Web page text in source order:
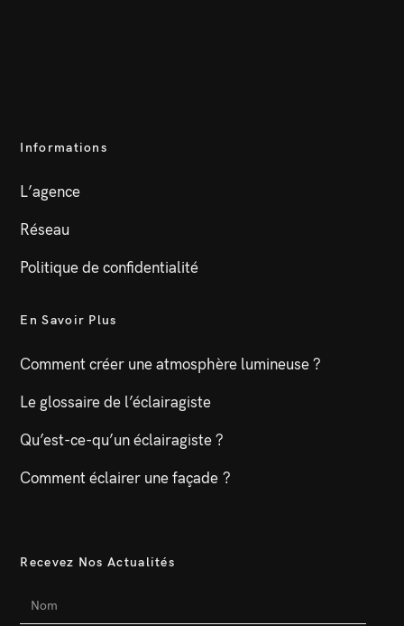
Informations
L’agence
Réseau
Politique de confidentialité
En Savoir Plus
Comment créer une atmosphère lumineuse ?
Le glossaire de l’éclairagiste
Qu’est-ce-qu’un éclairagiste ?
Comment éclairer une façade ?
Recevez Nos Actualités